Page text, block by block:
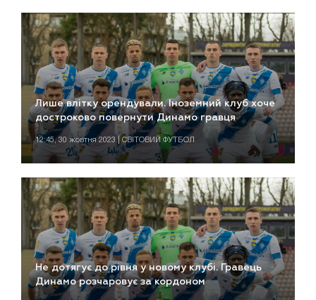
Лише влітку орендували. Іноземний клуб хоче
достроково повернути Динамо гравця
12:45, 30 жовтня 2023 | СВІТОВИЙ ФУТБОЛ
Не дотягує до рівня у новому клубі. Гравець
Динамо розчаровує за кордоном